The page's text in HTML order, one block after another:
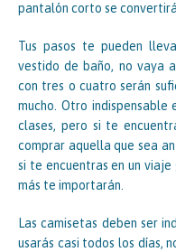
pantalón corto se
Tus pasos te pueden
vestido de baño, no vaya
con tres o cuatro serán
mucho. Otro indispensable
clases, pero si te
comprar aquella que sea
si te encuentras en un
más te importarán.
Las camisetas deben ser
usarás casi todos los días,